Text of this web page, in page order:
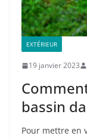
EXTÉRIEUR
19 janvier 2023
bassin
Pour mettre en